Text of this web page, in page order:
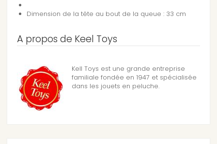
Dimension de la tête au bout de la queue : 33 cm
A propos de Keel Toys
Kell Toys est une grande entreprise
familiale fondée en 1947 et spécialisée
dans les jouets en peluche.